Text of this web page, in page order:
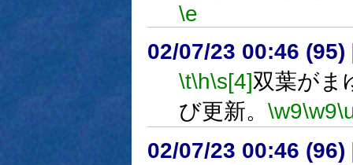
\e
02/07/23 00:46 (95)
\t\h\s[4]双葉がま
び更新。 \w9\w9
02/07/23 00:46 (96)